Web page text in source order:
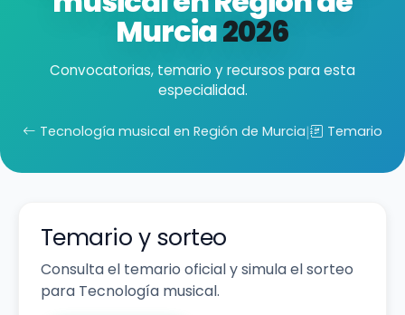
Murcia2026
Convocatorias, temario y recursos para esta
especialidad.
Tecnología musical en Región de Murcia| Temario
Temario y sorteo
Consulta el temario oficial y simula el sorteo
para Tecnología musical.